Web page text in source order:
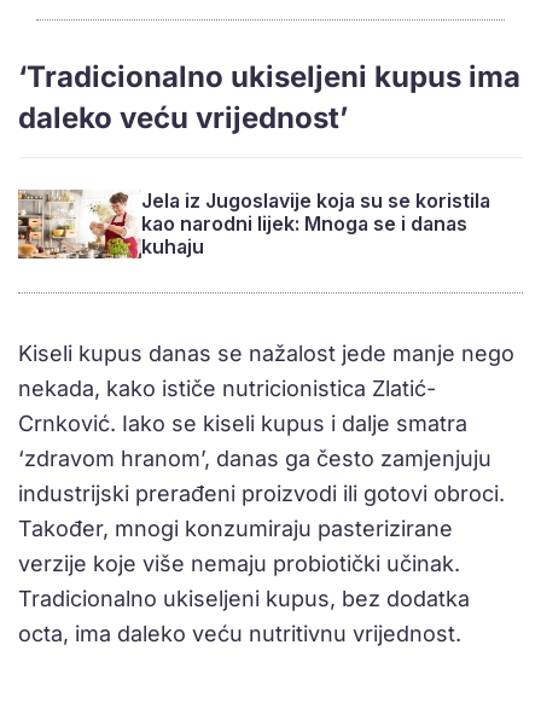
‘Tradicionalno ukiseljeni kupus ima
daleko veću vrijednost’
Jela iz Jugoslavije koja su se koristila
kao narodni lijek: Mnoga se i danas
kuhaju
Kiseli kupus danas se nažalost jede manje nego
nekada, kako ističe nutricionistica Zlatić-
Crnković. Iako se kiseli kupus i dalje smatra
‘zdravom hranom’, danas ga često zamjenjuju
industrijski prerađeni proizvodi ili gotovi obroci.
Također, mnogi konzumiraju pasterizirane
verzije koje više nemaju probiotički učinak.
Tradicionalno ukiseljeni kupus, bez dodatka
octa, ima daleko veću nutritivnu vrijednost.